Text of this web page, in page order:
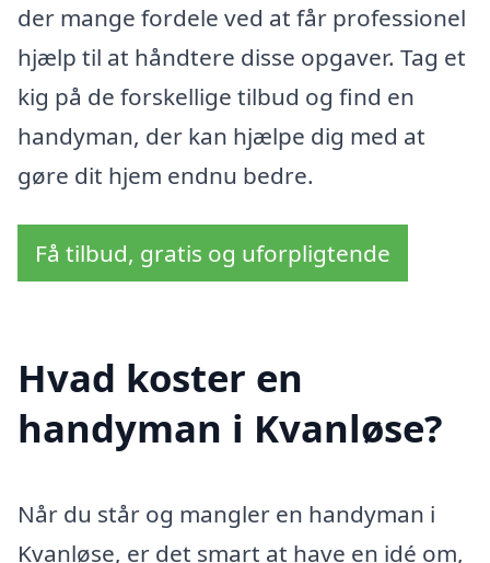
der mange fordele ved at får professionel
hjælp til at håndtere disse opgaver. Tag et
kig på de forskellige tilbud og find en
handyman, der kan hjælpe dig med at
gøre dit hjem endnu bedre.
Få tilbud, gratis og uforpligtende
Hvad koster en
handyman i Kvanløse?
Når du står og mangler en handyman i
Kvanløse, er det smart at have en idé om,